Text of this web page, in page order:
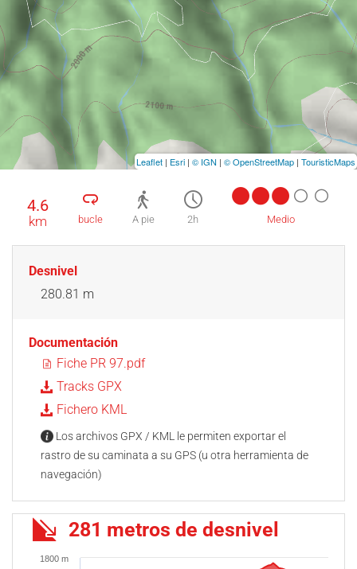
4.6
km bucle A pie 2h Medio
Desnivel
280.81 m
Documentación
Fiche PR 97.pdf
Tracks GPX
Fichero KML
Los archivos GPX / KML le permiten exportar el
rastro de su caminata a su GPS (u otra herramienta de
navegación)
281 metros de desnivel
1800 m
Leaflet | Esri | © IGN | © OpenStreetMap | TouristicMaps